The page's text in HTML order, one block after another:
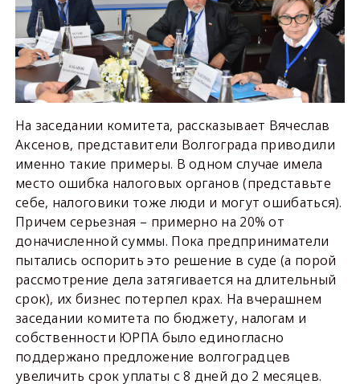
На заседании комитета, рассказывает Вячеслав
Аксенов, представители Волгограда приводили
именно такие примеры. В одном случае имела
место ошибка налоговых органов (представьте
себе, налоговики тоже люди и могут ошибаться).
Причем серьезная – примерно на 20% от
доначисленной суммы. Пока предприниматели
пытались оспорить это решение в суде (а порой
рассмотрение дела затягивается на длительный
срок), их бизнес потерпел крах. На вчерашнем
заседании комитета по бюджету, налогам и
собственности ЮРПА было единогласно
поддержано предложение волгоградцев
увеличить срок уплаты с 8 дней до 2 месяцев.